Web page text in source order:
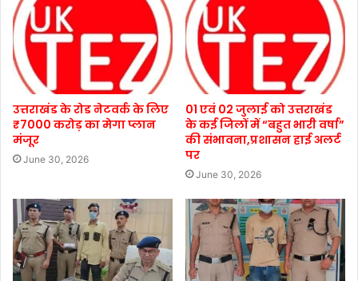
उत्तराखंड के रोड नेटवर्क के लिए
₹7000 करोड़ का मेगा प्लान
मंजूर
June 30, 2026
01 एवं 02 जुलाई को उत्तराखंड
के कई जिलों में “बहुत भारी वर्षा”
की संभावना,प्रशासन हाई अलर्ट
पर
June 30, 2026